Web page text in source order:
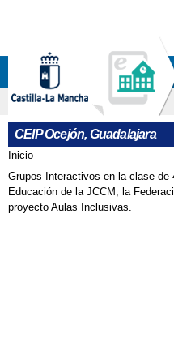
CEIP Ocejón, Guadalajara
Se encuentra
Inicio
Grupos Interactivos en la clase de
Educación de la JCCM, la
proyecto Aulas Inclusivas.